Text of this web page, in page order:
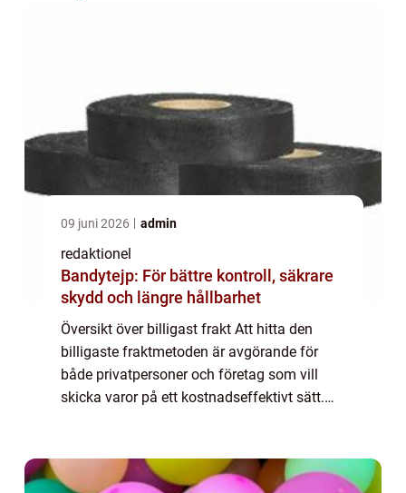
09 juni 2026 admin
redaktionel
Bandytejp: För bättre kontroll, säkrare
skydd och längre hållbarhet
Översikt över billigast frakt Att hitta den
billigaste fraktmetoden är avgörande för
både privatpersoner och företag som vill
skicka varor på ett kostnadseffektivt sätt.